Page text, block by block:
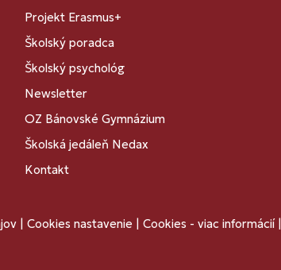
Projekt Erasmus+
Školský poradca
Školský psychológ
Newsletter
OZ Bánovské Gymnázium
Školská jedáleň Nedax
Kontakt
| Cookies nastavenie| Cookies - viac informácií|